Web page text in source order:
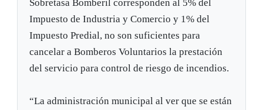
Sobretasa Bomberil corresponden al 5% del
Impuesto de Industria y Comercio y 1% del
Impuesto Predial, no son suficientes para
cancelar a Bomberos Voluntarios la prestación
del servicio para control de riesgo de incendios.
“La administración municipal al ver que se están